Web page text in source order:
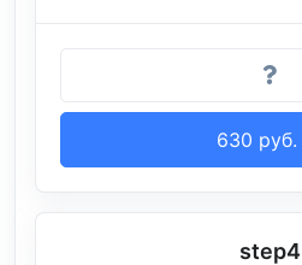
630 руб.
step4